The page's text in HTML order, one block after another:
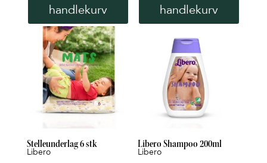
handlekurv
handlekurv
Stelleunderlag 6 stk
Libero
Libero Shampoo 200ml
Libero